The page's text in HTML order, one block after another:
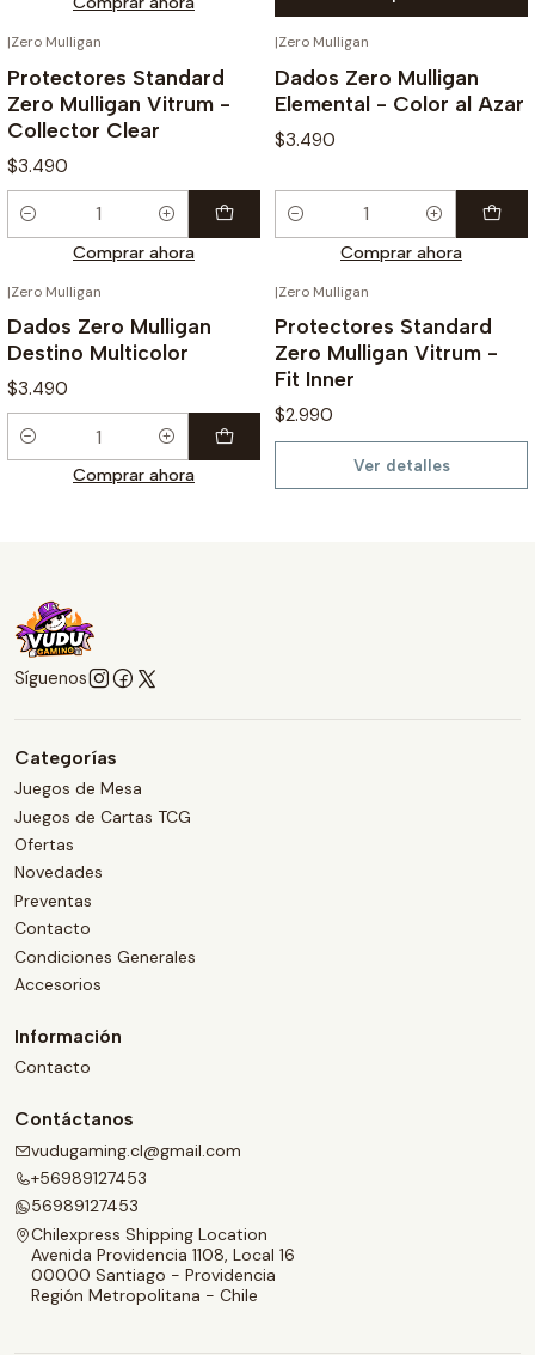
|Zero Mulligan
Protectores Standard
Zero Mulligan Vitrum -
Collector Clear
$3.490
Cantidad
Comprar ahora
|Zero Mulligan
Dados Zero Mulligan
Elemental - Color al Azar
$3.490
Cantidad
Comprar ahora
|Zero Mulligan
Dados Zero Mulligan
Destino Multicolor
$3.490
Cantidad
Comprar ahora
|Zero Mulligan
Protectores Standard
Zero Mulligan Vitrum -
Fit Inner
$2.990
Ver detalles
Síguenos
Categorías
Juegos de Mesa
Juegos de Cartas TCG
Ofertas
Novedades
Preventas
Contacto
Condiciones Generales
Accesorios
Información
Contacto
Contáctanos
vudugaming.cl@gmail.com
+56989127453
56989127453
Chilexpress Shipping Location
Avenida Providencia 1108, Local 16
00000 Santiago - Providencia
Región Metropolitana - Chile